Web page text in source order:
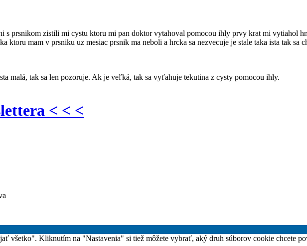
s prsnikom zistili mi cystu ktoru mi pan doktor vytahoval pomocou ihly prvy krat mi vytiahol
ktoru mam v prsniku uz mesiac prsnik ma neboli a hrcka sa nezvecuje je stale taka ista tak sa
malá, tak sa len pozoruje. Ak je veľká, tak sa vyťahuje tekutina z cysty pomocou ihly.
< < <
všetko". Kliknutím na "Nastavenia" si tiež môžete vybrať, aký druh súborov cookie chcete